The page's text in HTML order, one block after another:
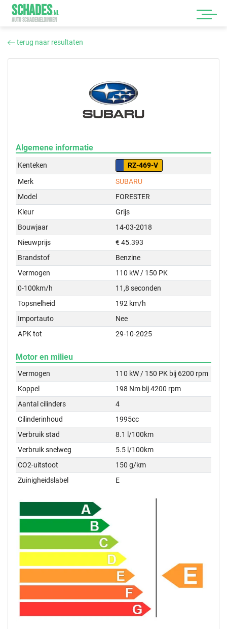
SCHADES.NL
AUTO SCHADEMELDINGEN
terug naar resultaten
Algemene informatie
Kenteken
RZ-469-V
Merk
SUBARU
Model
FORESTER
Kleur
Grijs
Bouwjaar
14-03-2018
Nieuwprijs
€ 45.393
Brandstof
Benzine
Vermogen
110 kW / 150 PK
0-100km/h
11,8 seconden
Topsnelheid
192 km/h
Importauto
Nee
APK tot
29-10-2025
Motor en milieu
Vermogen
110 kW / 150 PK bij 6200 rpm
Koppel
198 Nm bij 4200 rpm
Aantal cilinders
4
Cilinderinhoud
1995cc
Verbruik stad
8.1 l/100km
Verbruik snelweg
5.5 l/100km
CO2-uitstoot
150 g/km
Zuinigheidslabel
E